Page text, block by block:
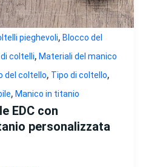
pieghevoli, Blocco del
coltelli, Materiali del manico
del coltello, Tipo di coltello,
, Manico in titanio
EDC con
personalizzata